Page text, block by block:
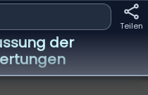
Teilen
der